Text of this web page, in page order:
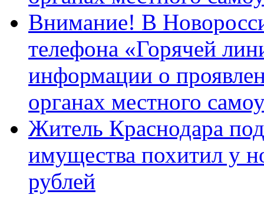
Внимание! В
телефона «Горячей
информации о
органах местного
Житель Краснодара
имущества похитил у
рублей